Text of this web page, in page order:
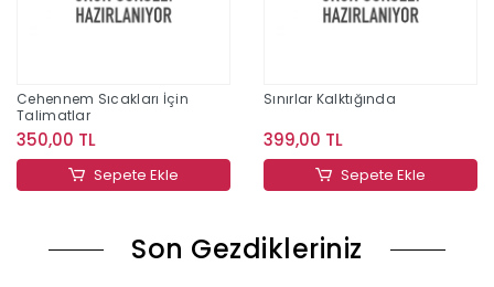
Cehennem Sıcakları İçin
Talimatlar
350,00 TL
Sepete Ekle
Sınırlar Kalktığında
399,00 TL
Sepete Ekle
Son Gezdikleriniz